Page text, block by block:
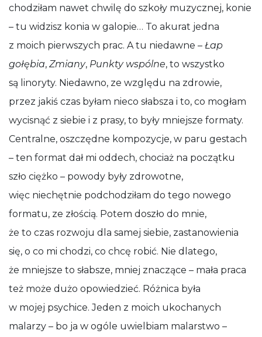
chodziłam nawet chwilę do szkoły muzycznej, konie
– tu widzisz konia w galopie… To akurat jedna
z moich pierwszych prac. A tu niedawne – Łap
gołębia, Zmiany, Punkty wspólne, to wszystko
są linoryty. Niedawno, ze względu na zdrowie,
przez jakiś czas byłam nieco słabsza i to, co mogłam
wycisnąć z siebie i z prasy, to były mniejsze formaty.
Centralne, oszczędne kompozycje, w paru gestach
– ten format dał mi oddech, chociaż na początku
szło ciężko – powody były zdrowotne,
więc niechętnie podchodziłam do tego nowego
formatu, ze złością. Potem doszło do mnie,
że to czas rozwoju dla samej siebie, zastanowienia
się, o co mi chodzi, co chcę robić. Nie dlatego,
że mniejsze to słabsze, mniej znaczące – mała praca
też może dużo opowiedzieć. Różnica była
w mojej psychice. Jeden z moich ukochanych
malarzy – bo ja w ogóle uwielbiam malarstwo –